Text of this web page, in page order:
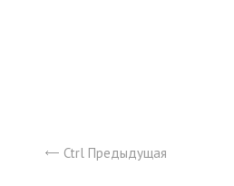
Ctrl Предыдущая